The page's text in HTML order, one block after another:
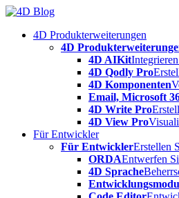
Skip
content4D Produkterweiterungen
4D
4D AIKit
4D Qodly Pro
4D Komponenten
Email, Microsoft
4D Write Pro
4D View Pro
Für Entwickler
Für EntwicklerErstellen
ORDAEntwerfen
4D Sprache